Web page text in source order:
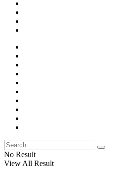
No Result
View All Result